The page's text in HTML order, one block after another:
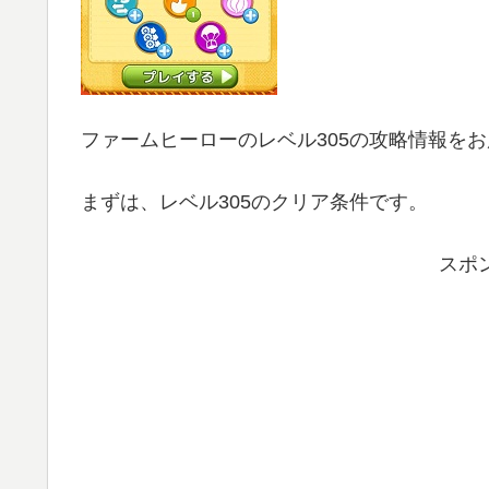
ファームヒーローのレベル305の攻略情報をお
まずは、レベル305のクリア条件です。
スポ